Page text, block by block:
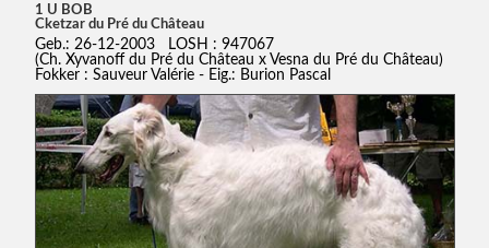
1 U BOB
Cketzar du Pré du Château
Geb.: 26-12-2003 LOSH : 947067
(Ch. Xyvanoff du Pré du Château x Vesna du Pré du Château)
Fokker : Sauveur Valérie - Eig.: Burion Pascal